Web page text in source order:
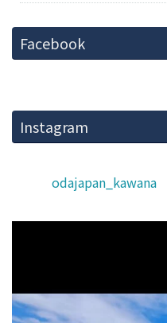
Facebook
Instagram
odajapan_kawana